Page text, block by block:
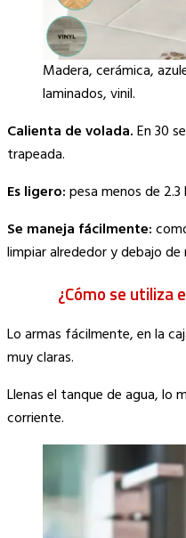
Madera, cerámica,
laminados, vinil.
Calienta de volada.En 30
trapeada.
Es ligero:pesa menos de 2.3
Se maneja fácilmente:
limpiar alrededor y debajo de
¿Cómo se utiliza
Lo armas fácilmente, en la
muy claras.
Llenas el tanque de agua, lo
corriente.